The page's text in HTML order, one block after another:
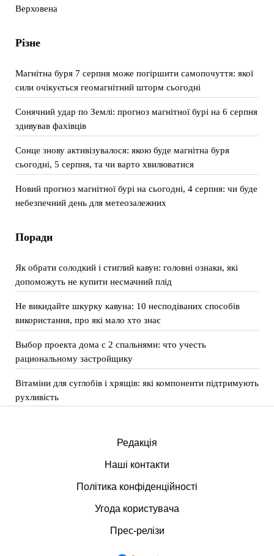
Верховена
Різне
Магнітна буря 7 серпня може погіршити самопочуття: якої
сили очікується геомагнітний шторм сьогодні
Сонячний удар по Землі: прогноз магнітної бурі на 6 серпня
здивував фахівців
Сонце знову активізувалося: якою буде магнітна буря
сьогодні, 5 серпня, та чи варто хвилюватися
Новий прогноз магнітної бурі на сьогодні, 4 серпня: чи буде
небезпечний день для метеозалежних
Поради
Як обрати солодкий і стиглий кавун: головні ознаки, які
допоможуть не купити несмачний плід
Не викидайте шкурку кавуна: 10 несподіваних способів
використання, про які мало хто знає
Выбор проекта дома с 2 спальнями: что учесть
рациональному застройщику
Вітаміни для суглобів і хрящів: які компоненти підтримують
рухливість
Редакція
Наші контакти
Політика конфіденційності
Угода користувача
Прес-релізи